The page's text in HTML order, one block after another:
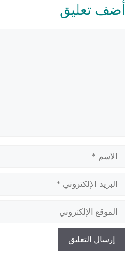
أضف تعليق
الإلكتروني
الإلكتروني